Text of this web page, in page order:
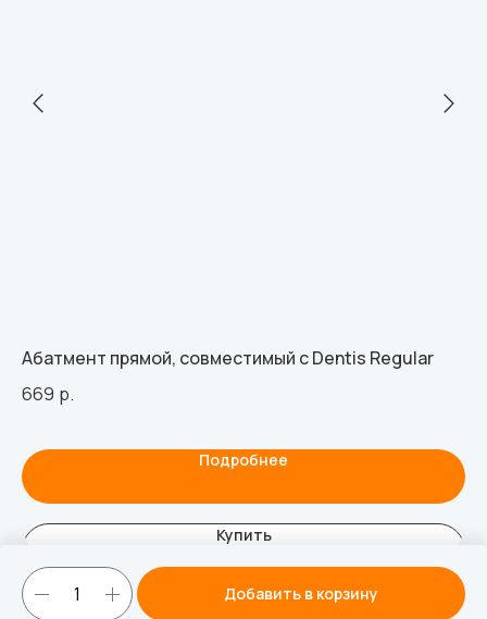
Добавить в корзину
Абатмент прямой, совместимый с Dentis Regular
669 р.
Подробнее
Купить